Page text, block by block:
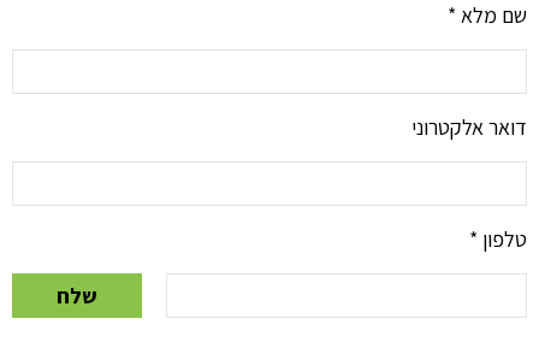
שם מלא *
דואר אלקטרוני
טלפון *
שלח